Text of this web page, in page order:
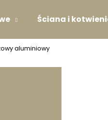
Ściana i
aluminiowy